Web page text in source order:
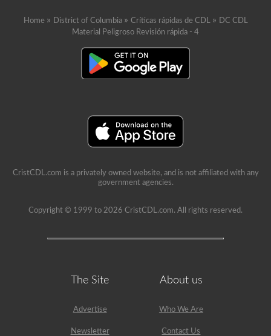
Home » District of Columbia » Críticas rápidas de CDL » DC CDL
Material Peligroso Revisión rápida - 4
CristCDL.com is a privately owned website, and is not affiliated with any
government agencies.
Copyright © 1999 to 2026 CristCDL.com. All rights reserved.
The Site
Advertise
Newsletter
About us
Who We Are
Contact Us